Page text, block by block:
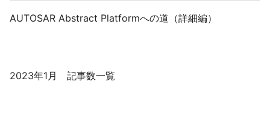
AUTOSAR Abstract Platformへの道（詳細編）
2023年1月 記事数一覧